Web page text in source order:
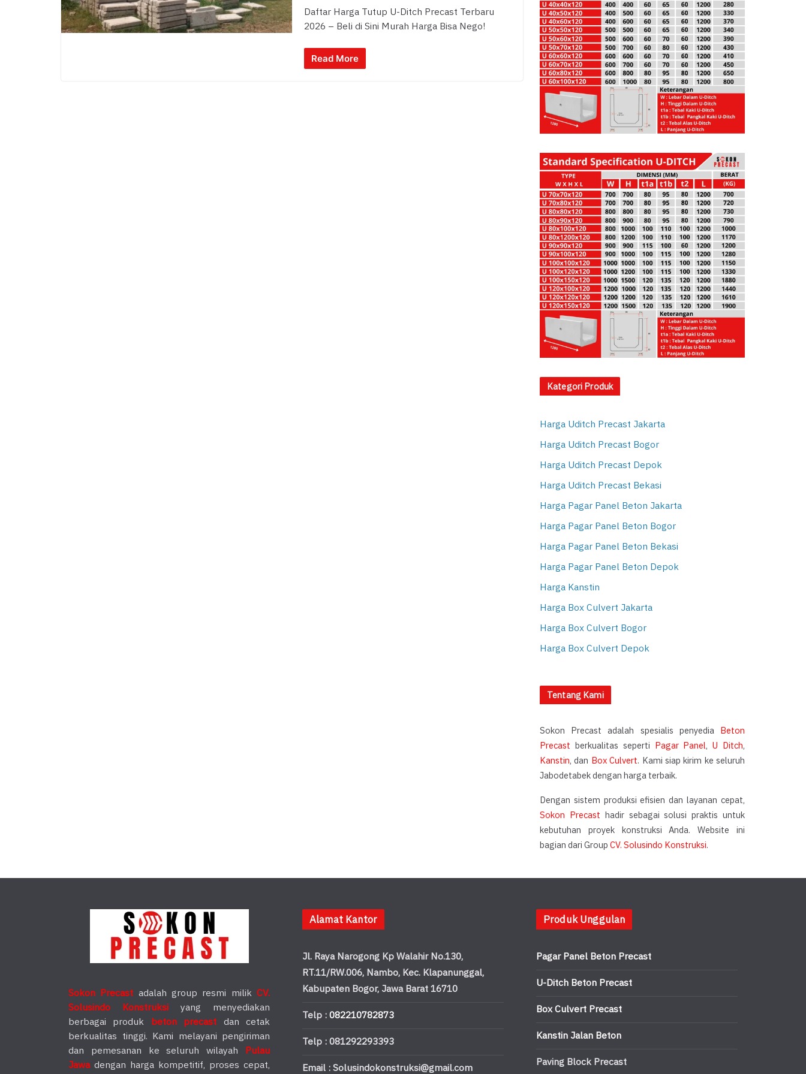
Daftar Harga Tutup U-Ditch Precast Terbaru
2026 – Beli di Sini Murah Harga Bisa Nego!
Read More
Kategori Produk
Harga Uditch Precast Jakarta
Harga Uditch Precast Bogor
Harga Uditch Precast Depok
Harga Uditch Precast Bekasi
Harga Pagar Panel Beton Jakarta
Harga Pagar Panel Beton Bogor
Harga Pagar Panel Beton Bekasi
Harga Pagar Panel Beton Depok
Harga Kanstin
Harga Box Culvert Jakarta
Harga Box Culvert Bogor
Harga Box Culvert Depok
Tentang Kami
Sokon Precast adalah spesialis penyedia Beton
Precast berkualitas seperti Pagar Panel,U Ditch,
Kanstin, dan Box Culvert. Kami siap kirim ke seluruh
Jabodetabek dengan harga terbaik.
Dengan sistem produksi efisien dan layanan cepat,
Sokon Precast hadir sebagai solusi praktis untuk
kebutuhan proyek konstruksi Anda. Website ini
bagian dari GroupCV. Solusindo Konstruksi.
Sokon Precast adalah group resmi milikCV.
Solusindo Konstruksi yang menyediakan
berbagai produk beton precast dan cetak
berkualitas tinggi. Kami melayani pengiriman
dan pemesanan ke seluruh wilayah Pulau
Jawadengan harga kompetitif, proses cepat,
Alamat Kantor
Jl. Raya Narogong Kp Walahir No.130,
RT.11/RW.006, Nambo, Kec. Klapanunggal,
Kabupaten Bogor, Jawa Barat 16710
Telp :082210782873
Telp : 081292293393
Email : Solusindokonstruksi@gmail.com
Produk Unggulan
Pagar Panel Beton Precast
U-Ditch Beton Precast
Box Culvert Precast
Kanstin Jalan Beton
Paving Block Precast